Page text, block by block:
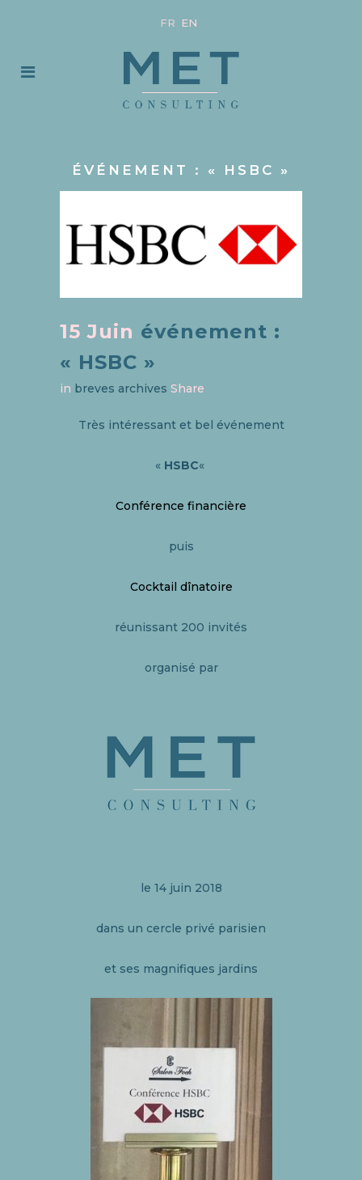
FR EN
ÉVÉNEMENT : « HSBC »
15 Juin événement :
« HSBC »
in breves archives Share
Très intéressant et bel événement
« HSBC«
Conférence financière
puis
Cocktail dînatoire
réunissant 200 invités
organisé par
le 14 juin 2018
dans un cercle privé parisien
et ses magnifiques jardins